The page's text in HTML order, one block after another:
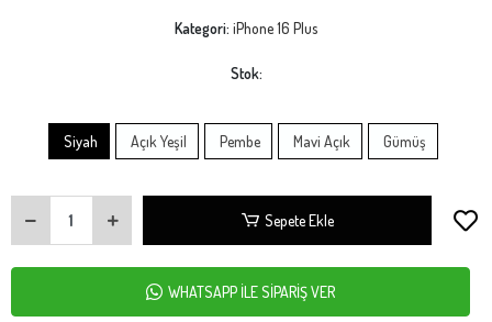
Kategori: iPhone 16 Plus
Stok:
Siyah Açık Yeşil Pembe Mavi Açık Gümüş
Sepete Ekle
WHATSAPP İLE SİPARİŞ VER